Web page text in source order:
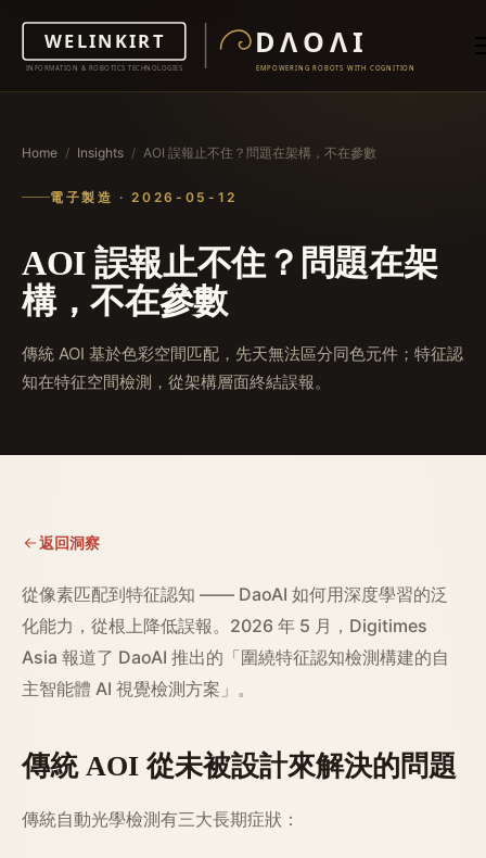
Home / Insights / AOI 誤報止不住？問題在架構，不在參數
電子製造 · 2026-05-12
AOI 誤報止不住？問題在架
構，不在參數
傳統 AOI 基於色彩空間匹配，先天無法區分同色元件；特征認
知在特征空間檢測，從架構層面終結誤報。
返回洞察
從像素匹配到特征認知 —— DaoAI 如何用深度學習的泛
化能力，從根上降低誤報。2026 年 5 月，Digitimes
Asia 報道了 DaoAI 推出的「圍繞特征認知檢測構建的自
主智能體 AI 視覺檢測方案」。
傳統 AOI 從未被設計來解決的問題
傳統自動光學檢測有三大長期症狀：